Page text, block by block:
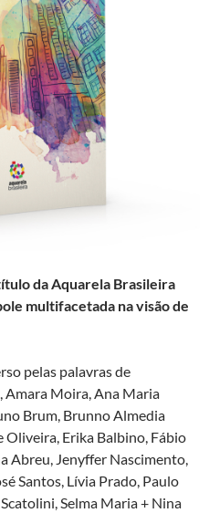
da Aquarela Brasileira
multifacetada na visão de
pelas palavras de
Amara Moira, Ana Maria
Brum, Brunno Almedia
Oliveira, Erika Balbino, Fábio
Abreu, Jenyffer Nascimento,
Santos, Lívia Prado, Paulo
Selma Maria + Nina